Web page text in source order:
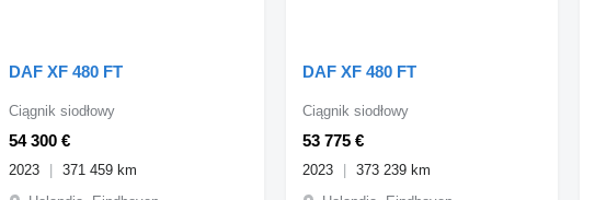
DAF XF 480 FT
54 300 €
Ciągnik siodłowy
2023
371 459 km
DAF XF 480 FT
53 775 €
Ciągnik siodłowy
2023
373 239 km